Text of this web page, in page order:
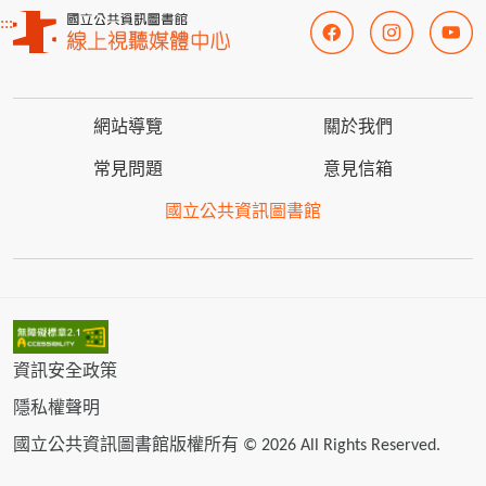
:::
網站導覽 關於我們
常見問題 意見信箱
國立公共資訊圖書館
資訊安全政策
隱私權聲明
國立公共資訊圖書館版權所有 © 2026 All Rights Reserved.